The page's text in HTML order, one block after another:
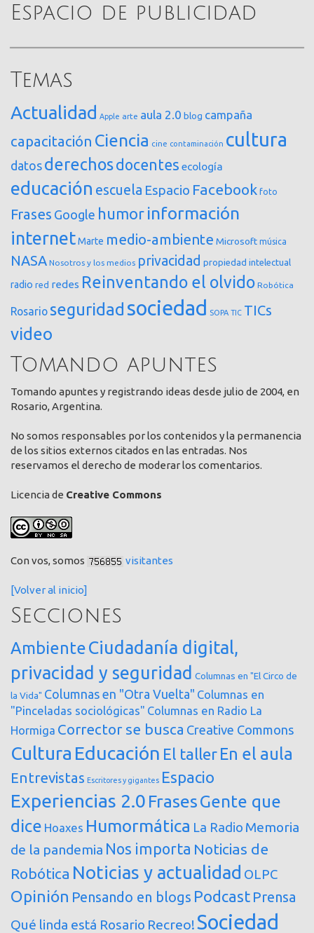
Espacio de publicidad
Temas
Actualidad Apple arte aula 2.0 blog campaña
capacitación Ciencia cine contaminación cultura
datos derechosdocentes ecología
educación escuela Espacio Facebook foto
Frases Google humor información
internetMarte medio-ambiente Microsoft música
NASA Nosotros y los medios privacidad propiedad intelectual
radio red redes Reinventando el olvido Robótica
Rosario seguridad sociedad SOPA TIC TICs
video
Tomando apuntes
Tomando apuntes y registrando ideas desde julio de 2004, en
Rosario, Argentina.
No somos responsables por los contenidos y la permanencia
de los sitios externos citados en las entradas. Nos
reservamos el derecho de moderar los comentarios.
Licencia de Creative Commons
Con vos, somos visitantes
[Volver al inicio]
Secciones
AmbienteCiudadanía digital,
privacidad y seguridad Columnas en "El Circo de
la Vida" Columnas en "Otra Vuelta" Columnas en
"Pinceladas sociológicas" Columnas en Radio La
Hormiga Corrector se busca Creative Commons
Cultura Educación El taller En el aula
Entrevistas Escritores y gigantes Espacio
Experiencias 2.0 FrasesGente que
dice Hoaxes Humormática La Radio Memoria
de la pandemia Nos importa Noticias de
Robótica Noticias y actualidad OLPC
Opinión Pensando en blogs Podcast Prensa
Qué linda está Rosario Recreo!Sociedad